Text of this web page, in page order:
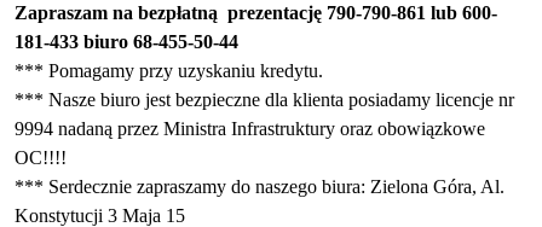
Zapraszam na bezpłatną prezentację 790-790-861 lub 600-
181-433 biuro 68-455-50-44
*** Pomagamy przy uzyskaniu kredytu.
*** Nasze biuro jest bezpieczne dla klienta posiadamy licencje nr
9994 nadaną przez Ministra Infrastruktury oraz obowiązkowe
OC!!!!
*** Serdecznie zapraszamy do naszego biura: Zielona Góra, Al.
Konstytucji 3 Maja 15